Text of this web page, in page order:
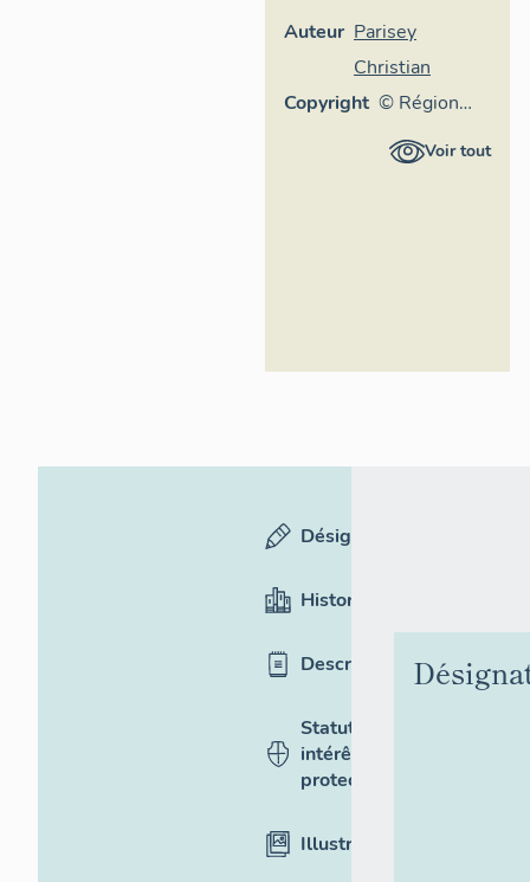
Auteur Parisey
Christian
Copyright © Région
Auvergne-Voir tout
Désignation
Historique
Description
Statut,
intérêt et
protection
Illustrations